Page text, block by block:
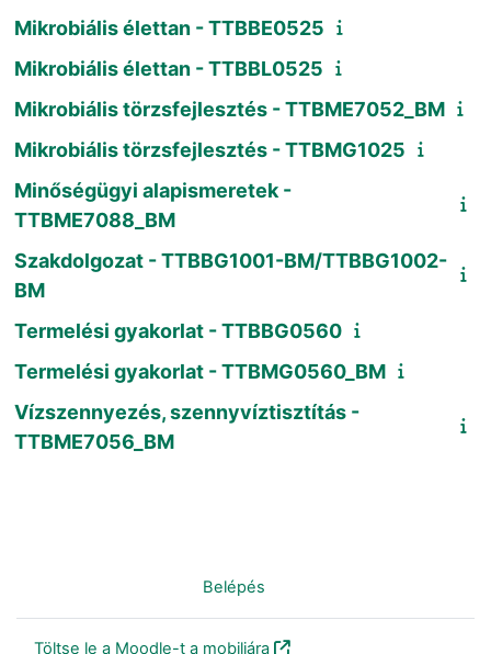
Mikrobiális élettan - TTBBE0525
Mikrobiális élettan - TTBBL0525
Mikrobiális törzsfejlesztés - TTBME7052_BM
Mikrobiális törzsfejlesztés - TTBMG1025
Minőségügyi alapismeretek -
TTBME7088_BM
Szakdolgozat - TTBBG1001-BM/TTBBG1002-
BM
Termelési gyakorlat - TTBBG0560
Termelési gyakorlat - TTBMG0560_BM
Vízszennyezés, szennyvíztisztítás -
TTBME7056_BM
Belépés
Töltse le a Moodle-t a mobiljára